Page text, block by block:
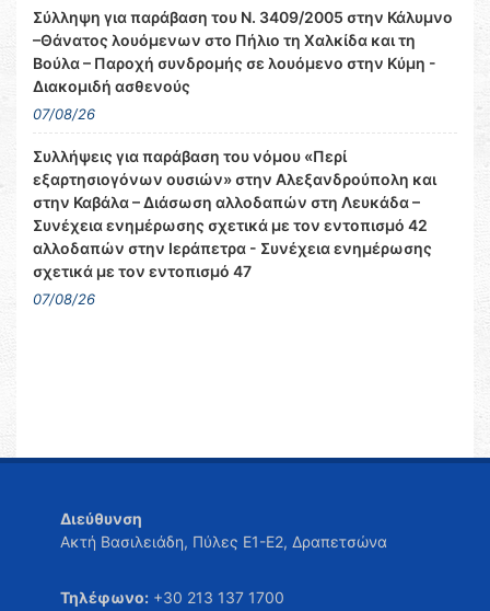
Σύλληψη για παράβαση του Ν. 3409/2005 στην Κάλυμνο
–Θάνατος λουόμενων στο Πήλιο τη Χαλκίδα και τη
Βούλα – Παροχή συνδρομής σε λουόμενο στην Κύμη -
Διακομιδή ασθενούς
07/08/26
Συλλήψεις για παράβαση του νόμου «Περί
εξαρτησιογόνων ουσιών» στην Αλεξανδρούπολη και
στην Καβάλα – Διάσωση αλλοδαπών στη Λευκάδα –
Συνέχεια ενημέρωσης σχετικά με τον εντοπισμό 42
αλλοδαπών στην Ιεράπετρα - Συνέχεια ενημέρωσης
σχετικά με τον εντοπισμό 47
07/08/26
Διεύθυνση
Ακτή Βασιλειάδη, Πύλες Ε1-Ε2, Δραπετσώνα
Τηλέφωνο: +30 213 137 1700